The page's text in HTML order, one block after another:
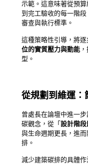
示範。這意味著從預
到完工驗收的每一階段
審查與執行標準。
這種策略性引導，將
位的實質壓力與動能
型。
從規劃到維運：
曾處長在論壇中進一
碳觀念，從「 設計階
與生命週期更長，進
排。
減少建築碳排的具體作